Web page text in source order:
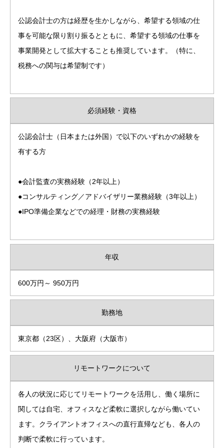
公認会計士の方は経歴を生かしながら、希望する領域の仕
事を可能な限り割り振るとともに、希望する領域の仕事を
事業開発として拡大することも推奨しています。（特に、
税務への関与は希望制です）
必須経験・資格
公認会計士（日本または外国）で以下のいずれかの経験を
有する方
●会計監査の実務経験（2年以上）
●コンサルティング／アドバイザリー業務経験（3年以上）
●IPO準備企業などでの経理・財務の実務経験
年収
600万円～ 950万円
勤務地
東京都（23区）、大阪府（大阪市）
リモートワークについて
各人の状況に応じてリモートワークを活用し、働く場所に
関しては自宅、オフィスなど柔軟に選択しながら働いてい
ます。クライアントオフィスへの直行直帰なども、各人の
判断で柔軟に行っています。